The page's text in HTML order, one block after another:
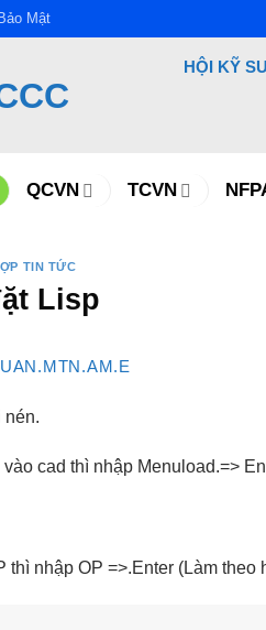
Mật
HỘI KỸ
QCVN TCVN
TIN TỨC
Lisp
nén.
cad thì nhập Menuload.=>
thì nhập OP =>.Enter (Làm theo